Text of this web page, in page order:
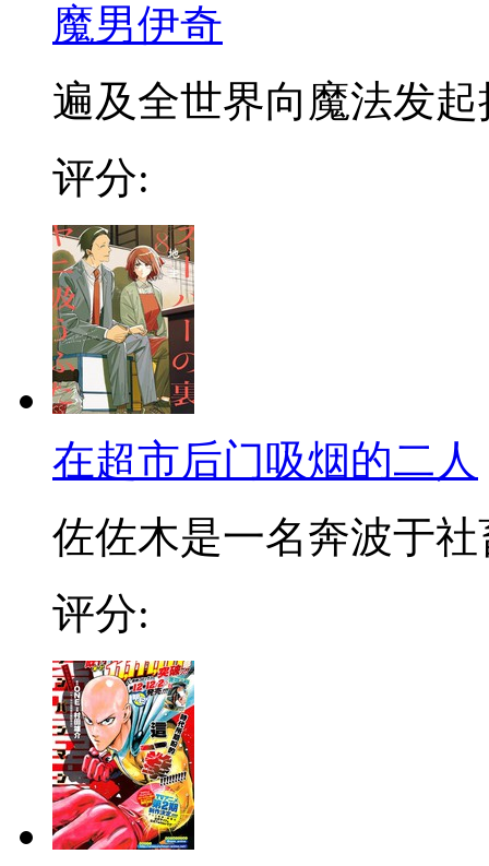
魔男伊奇
遍及全世界向魔法发起
评分:
在超市后门吸烟的二人
佐佐木是一名奔波于社
评分: